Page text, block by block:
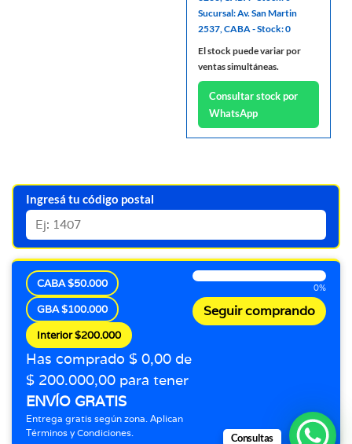
Sucursal: Av. San Martin
2537, CABA - Stock: 0
El stock puede variar por
ventas simultáneas.
Consultar stock por
WhatsApp
Ingresá tu código postal
CABA $50.000
GBA $100.000
Interior $200.000
Has comprado $ 0,00 de
$ 200.000,00 para tener
ENVÍO GRATIS
Entrega gratis según zona. Aplican
Términos y Condiciones.
0%
Seguir comprando
Consultas